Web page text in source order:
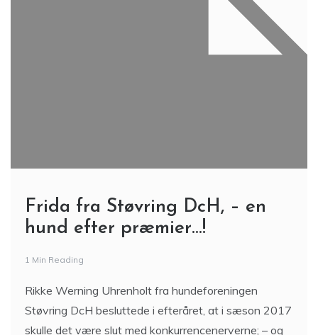
Frida fra Støvring DcH, – en
hund efter præmier…!
1 Min Reading
Rikke Werning Uhrenholt fra hundeforeningen
Støvring DcH besluttede i efteråret, at i sæson 2017
skulle det være slut med konkurrencenerverne; – og